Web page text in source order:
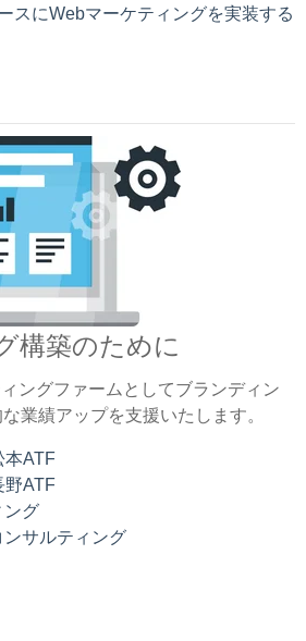
スにWebマーケティングを実装する
構築のために
ングファームとしてブランディン
業績アップを支援いたします。
本ATF
野ATF
ング
サルティング